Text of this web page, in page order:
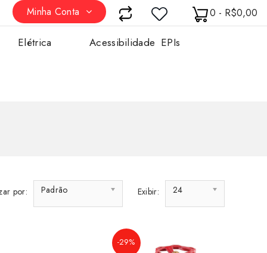
0 - R$0,00
Minha Conta
Elétrica Acessibilidade EPIs
por: Padrão Exibir: 24
-29%